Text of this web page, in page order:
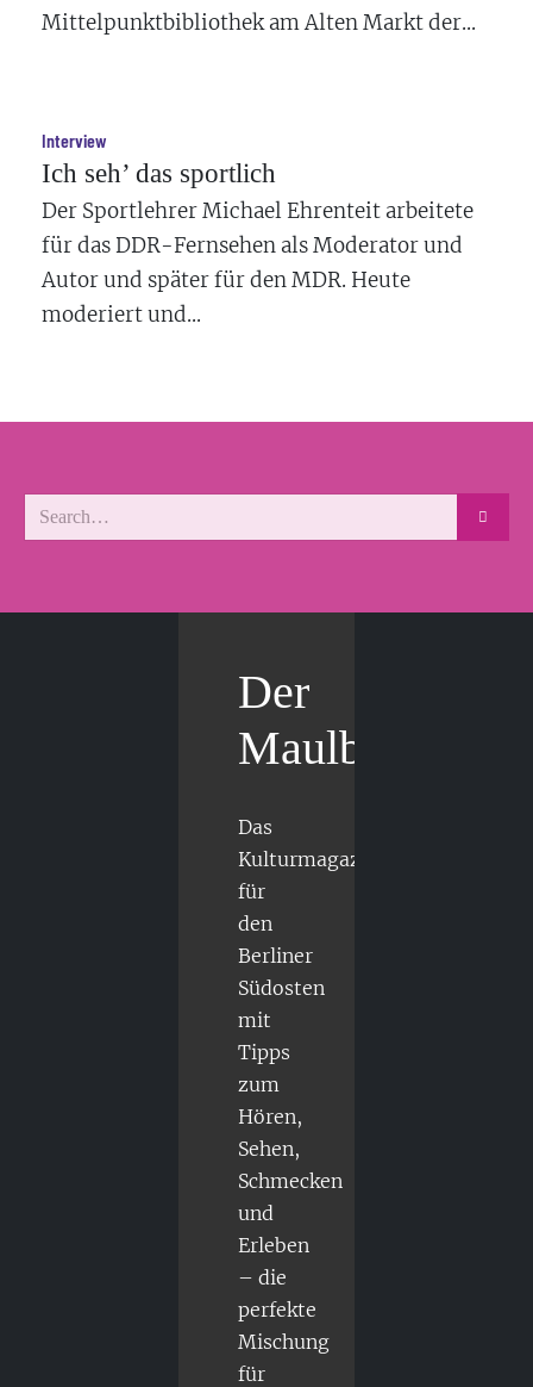
Mittelpunktbibliothek am Alten Markt der...
Interview
Ich seh’ das sportlich
Der Sportlehrer Michael Ehrenteit arbeitete
für das DDR-Fernsehen als Moderator und
Autor und später für den MDR. Heute
moderiert und...
Der
Maulbär
Das
Kulturmagazin
für
den
Berliner
Südosten
mit
Tipps
zum
Hören,
Sehen,
Schmecken
und
Erleben
– die
perfekte
Mischung
für